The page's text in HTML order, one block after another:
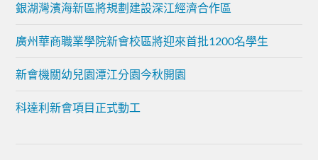
銀湖灣濱海新區將規劃建設深江經濟合作區
廣州華商職業學院新會校區將迎來首批1200名學生
新會機關幼兒園潭江分園今秋開園
科達利新會項目正式動工